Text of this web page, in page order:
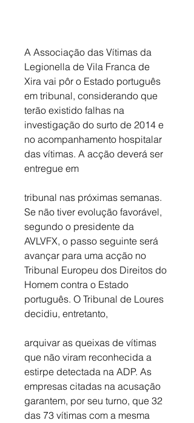
A Associação das Vítimas da
Legionella de Vila Franca de
Xira vai pôr o Estado português
em tribunal, considerando que
terão existido falhas na
investigação do surto de 2014 e
no acompanhamento hospitalar
das vítimas. A acção deverá ser
entregue em
tribunal nas próximas semanas.
Se não tiver evolução favorável,
segundo o presidente da
AVLVFX, o passo seguinte será
avançar para uma acção no
Tribunal Europeu dos Direitos do
Homem contra o Estado
português. O Tribunal de Loures
decidiu, entretanto,
arquivar as queixas de vítimas
que não viram reconhecida a
estirpe detectada na ADP. As
empresas citadas na acusação
garantem, por seu turno, que 32
das 73 vítimas com a mesma